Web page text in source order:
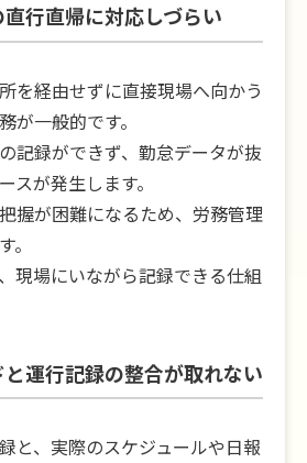
行直帰に対応しづらい
を経由せずに直接現場へ向かう
が一般的です。
記録ができず、勤怠データが抜
スが発生します。
握が困難になるため、労務管理
。
現場にいながら記録できる仕組
運行記録の整合が取れない
と、実際のスケジュールや日報